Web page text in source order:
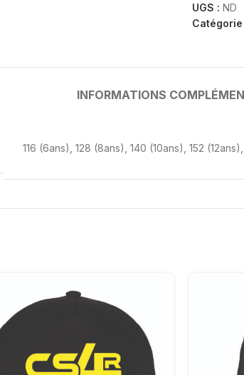
UGS : ND
Catégorie
INFORMATIONS
116 (6ans) 128 (8ans) 140 (10ans) 152 (12ans)